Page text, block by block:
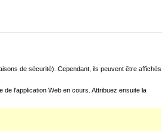
de sécurité). Cependant, ils peuvent être affichés
l'application Web en cours. Attribuez ensuite la